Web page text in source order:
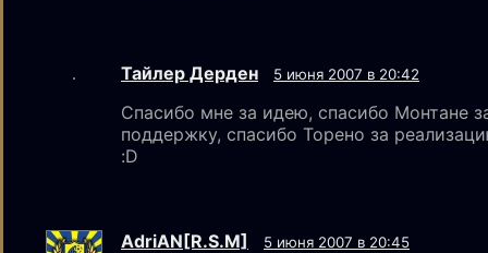
Тайлер Дерден 5 июня 2007 в 20:42
Спасибо мне за идею, спасибо Монтане
поддержку, спасибо Торено за
:D
AdriAN[R.S.M] 5 июня 2007 в 20:45